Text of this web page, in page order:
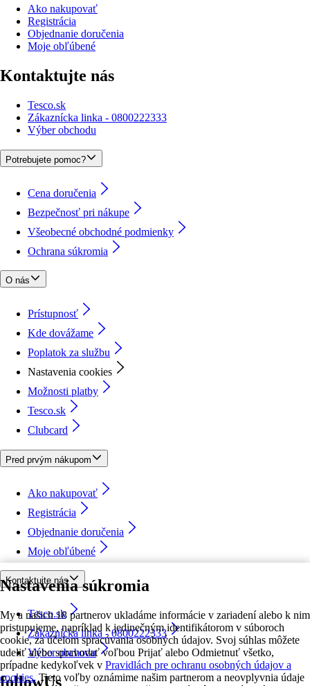
Nastavenia súkromia
My a našich 18 partnerov ukladáme informácie v zariadení alebo k nim
pristupujeme, napríklad k jedinečným identifikátorom v súboroch
cookie, za účelom spracúvania osobných údajov. Svoj súhlas môžete
udeliť alebo spravovať voľbou Prijať alebo Odmietnuť všetko,
prípadne kedykoľvek v Pravidlách pre ochranu osobných údajov a
cookies. Tieto voľby oznámime našim partnerom a neovplyvnia údaje
Ako nakupovať
Registrácia
Objednanie doručenia
Moje obľúbené
Kontaktujte nás
Tesco.sk
Zákaznícka linka - 0800222333
Výber obchodu
Potrebujete pomoc?
Cena doručenia
Bezpečnosť pri nákupe
Všeobecné obchodné podmienky
Ochrana súkromia
O nás
Prístupnosť
Kde dovážame
Poplatok za službu
Nastavenia cookies
Možnosti platby
Tesco.sk
Clubcard
Pred prvým nákupom
Ako nakupovať
Registrácia
Objednanie doručenia
Moje obľúbené
Kontaktujte nás
Tesco.sk
Zákaznícka linka - 0800222333
Výber obchodu
followUs